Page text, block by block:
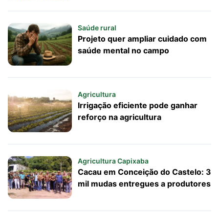
Saúde rural
Projeto quer ampliar cuidado com
saúde mental no campo
Agricultura
Irrigação eficiente pode ganhar
reforço na agricultura
Agricultura Capixaba
Cacau em Conceição do Castelo: 3
mil mudas entregues a produtores